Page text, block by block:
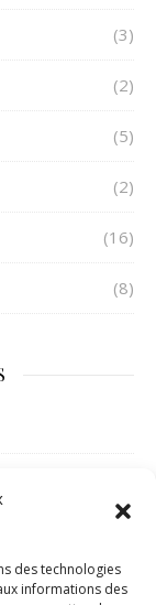
des technologies
informations des
(3)
(2)
(5)
(2)
(16)
(8)